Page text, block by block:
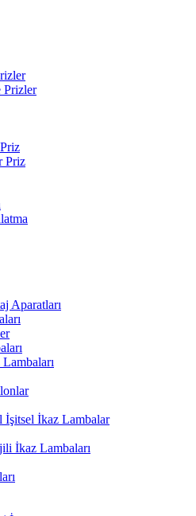
Prizler
Priz
Aparatları
İkaz Lambalar
İkaz Lambaları